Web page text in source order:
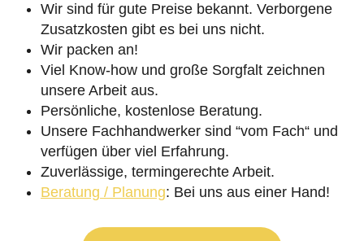
Wir sind für gute Preise bekannt. Verborgene
Zusatzkosten gibt es bei uns nicht.
Wir packen an!
Viel Know-how und große Sorgfalt zeichnen
unsere Arbeit aus.
Persönliche, kostenlose Beratung.
Unsere Fachhandwerker sind “vom Fach“ und
verfügen über viel Erfahrung.
Zuverlässige, termingerechte Arbeit.
Beratung / Planung: Bei uns aus einer Hand!